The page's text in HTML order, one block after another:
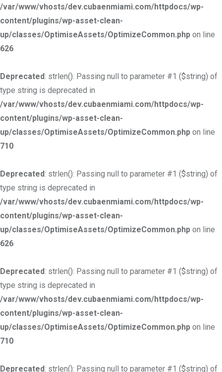
/var/www/vhosts/dev.cubaenmiami.com/httpdocs/wp-
content/plugins/wp-asset-clean-
up/classes/OptimiseAssets/OptimizeCommon.php on line
626
Deprecated: strlen(): Passing null to parameter #1 ($string) of
type string is deprecated in
/var/www/vhosts/dev.cubaenmiami.com/httpdocs/wp-
content/plugins/wp-asset-clean-
up/classes/OptimiseAssets/OptimizeCommon.php on line
710
Deprecated: strlen(): Passing null to parameter #1 ($string) of
type string is deprecated in
/var/www/vhosts/dev.cubaenmiami.com/httpdocs/wp-
content/plugins/wp-asset-clean-
up/classes/OptimiseAssets/OptimizeCommon.php on line
626
Deprecated: strlen(): Passing null to parameter #1 ($string) of
type string is deprecated in
/var/www/vhosts/dev.cubaenmiami.com/httpdocs/wp-
content/plugins/wp-asset-clean-
up/classes/OptimiseAssets/OptimizeCommon.php on line
710
Deprecated: strlen(): Passing null to parameter #1 ($string) of